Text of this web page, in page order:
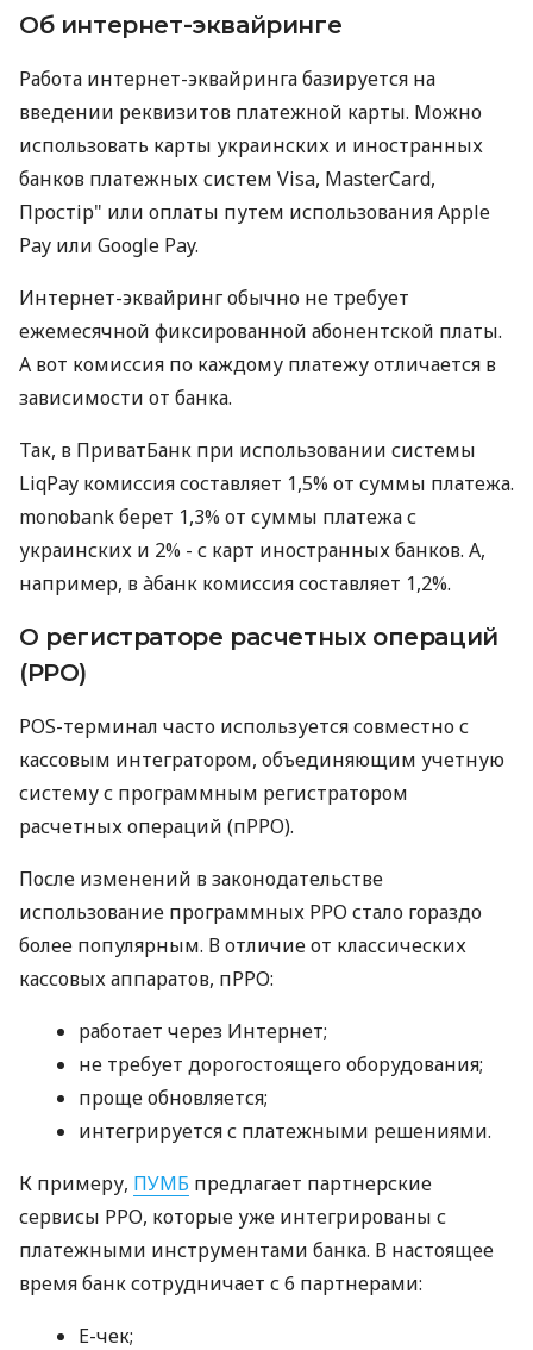
Об интернет-эквайринге
Работа интернет-эквайринга базируется на
введении реквизитов платежной карты. Можно
использовать карты украинских и иностранных
банков платежных систем Visa, MasterCard,
Простір" или оплаты путем использования Apple
Pay или Google Pay.
Интернет-эквайринг обычно не требует
ежемесячной фиксированной абонентской платы.
А вот комиссия по каждому платежу отличается в
зависимости от банка.
Так, в ПриватБанк при использовании системы
LiqPay комиссия составляет 1,5% от суммы платежа.
monobank берет 1,3% от суммы платежа с
украинских и 2% - с карт иностранных банков. А,
например, в àбанк комиссия составляет 1,2%.
О регистраторе расчетных операций
(РРО)
POS-терминал часто используется совместно с
кассовым интегратором, объединяющим учетную
систему с программным регистратором
расчетных операций (пРРО).
После изменений в законодательстве
использование программных РРО стало гораздо
более популярным. В отличие от классических
кассовых аппаратов, пРРО:
работает через Интернет;
не требует дорогостоящего оборудования;
проще обновляется;
интегрируется с платежными решениями.
К примеру, ПУМБ предлагает партнерские
сервисы РРО, которые уже интегрированы с
платежными инструментами банка. В настоящее
время банк сотрудничает с 6 партнерами:
E-чек;